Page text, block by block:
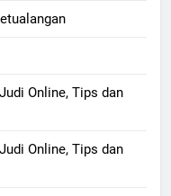
Online, Tips dan
Online, Tips dan